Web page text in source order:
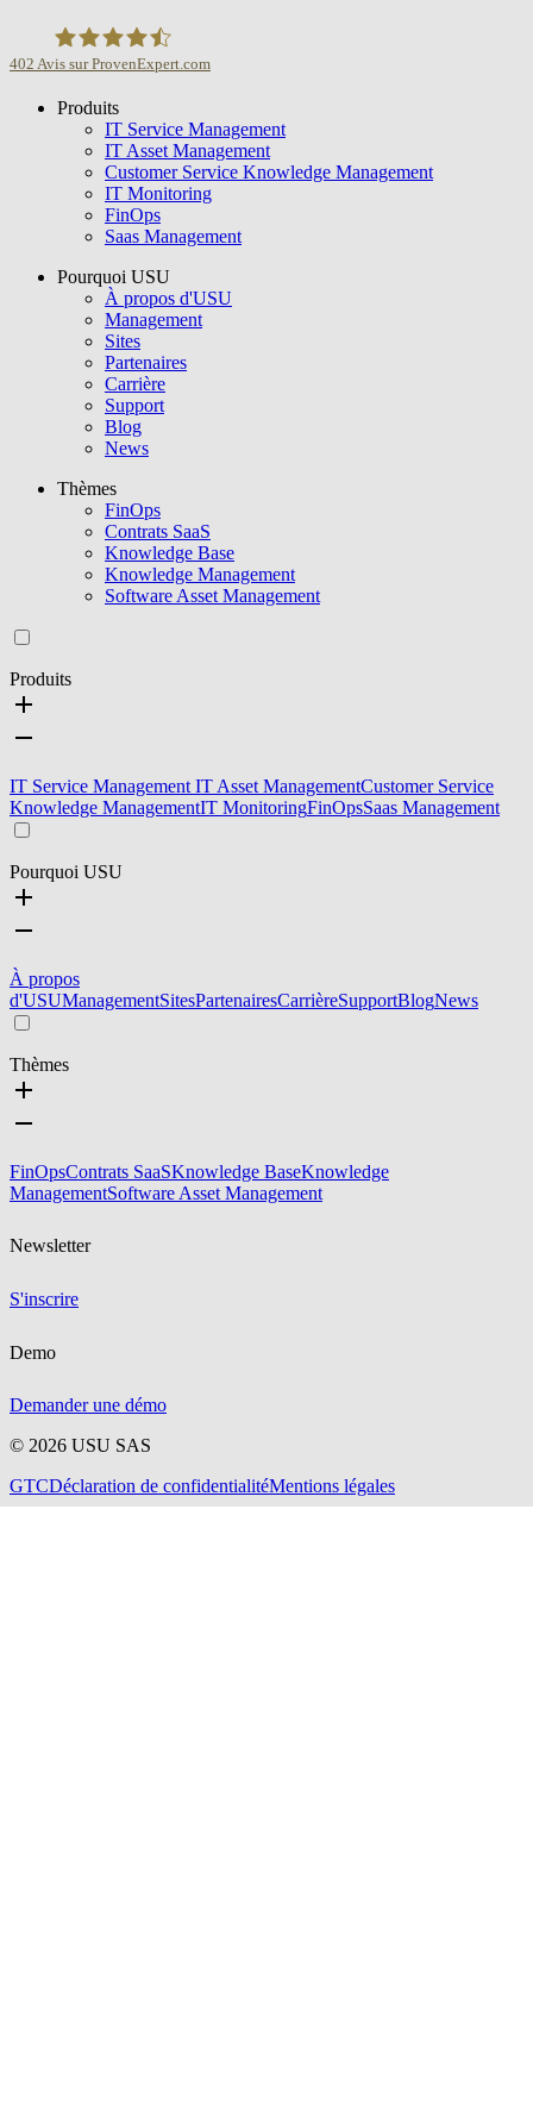
USU GmbH
402 Avis sur ProvenExpert.com
Produits
IT Service Management
IT Asset Management
Customer Service Knowledge Management
IT Monitoring
FinOps
Saas Management
Pourquoi USU
À propos d'USU
Management
Sites
Partenaires
Carrière
Support
Blog
News
Thèmes
FinOps
Contrats SaaS
Knowledge Base
Knowledge Management
Software Asset Management
Produits
IT Service Management IT Asset ManagementCustomer Service
Knowledge ManagementIT MonitoringFinOpsSaas Management
Pourquoi USU
À propos
d'USUManagementSitesPartenairesCarrièreSupportBlogNews
Thèmes
FinOpsContrats SaaSKnowledge BaseKnowledge
ManagementSoftware Asset Management
Newsletter
S'inscrire
Demo
Demander une démo
© 2026 USU SAS
GTCDéclaration de confidentialitéMentions légales